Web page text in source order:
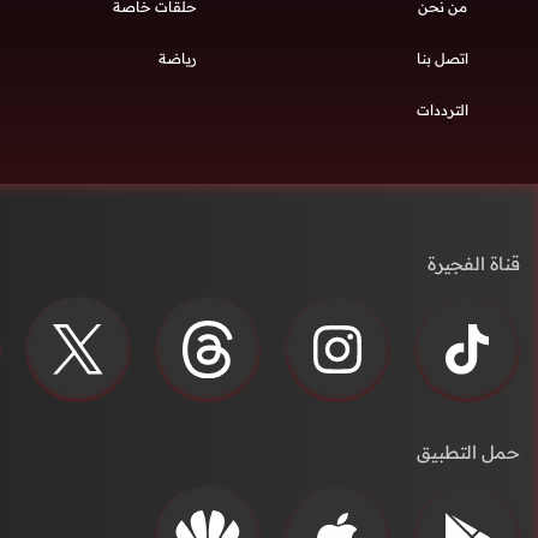
من نحن
اتصل بنا
الترددات
حلقات خاصة
رياضة
قناة الفجيرة
حمل التطبيق